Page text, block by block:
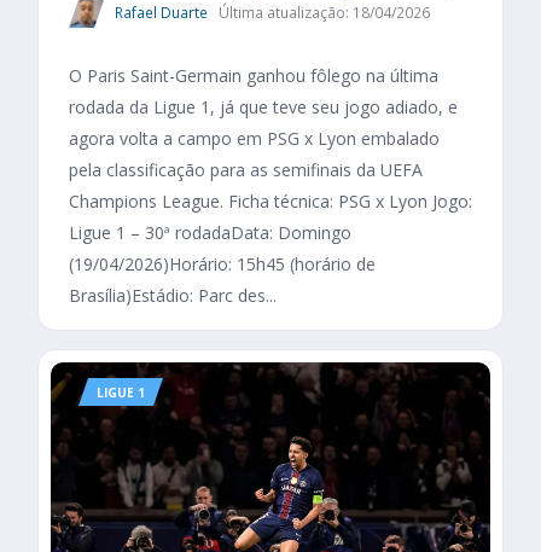
Rafael Duarte Última atualização: 18/04/2026
O Paris Saint-Germain ganhou fôlego na última
rodada da Ligue 1, já que teve seu jogo adiado, e
agora volta a campo em PSG x Lyon embalado
pela classificação para as semifinais da UEFA
Champions League. Ficha técnica: PSG x Lyon Jogo:
Ligue 1 – 30ª rodadaData: Domingo
(19/04/2026)Horário: 15h45 (horário de
Brasília)Estádio: Parc des...
LIGUE 1